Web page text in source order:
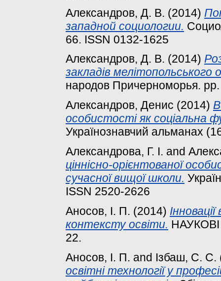
Александров, Д. В. (2014)
западной социологии.
66. ISSN 0132-1625
Александров, Д. В. (2014)
закладів мелітопольського
народов Причерноморья.
Александров, Денис (2014)
особистості як соціальна
Українознавчий альманах
Александрова, Г. І. and
ціннісно-орієнтованої
сучасної вищої школи.
ISSN 2520-2626
Аносов, І. П. (2014)
контексту освіти.
22.
Аносов, І. П. and Ізбаш, С. С.
освітні технології у